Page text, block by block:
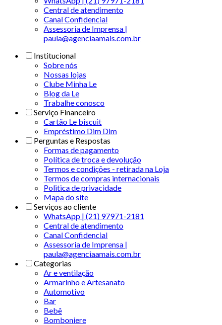
Central de atendimento
Canal Confidencial
Assessoria de Imprensa |
paula@agenciaamais.com.br
Institucional
Sobre nós
Nossas lojas
Clube Minha Le
Blog da Le
Trabalhe conosco
Serviço Financeiro
Cartão Le biscuit
Empréstimo Dim Dim
Perguntas e Respostas
Formas de pagamento
Política de troca e devolução
Termos e condições - retirada na Loja
Termos de compras internacionais
Politica de privacidade
Mapa do site
Serviços ao cliente
WhatsApp | (21) 97971-2181
Central de atendimento
Canal Confidencial
Assessoria de Imprensa |
paula@agenciaamais.com.br
Categorias
Ar e ventilação
Armarinho e Artesanato
Automotivo
Bar
Bebê
Bomboniere